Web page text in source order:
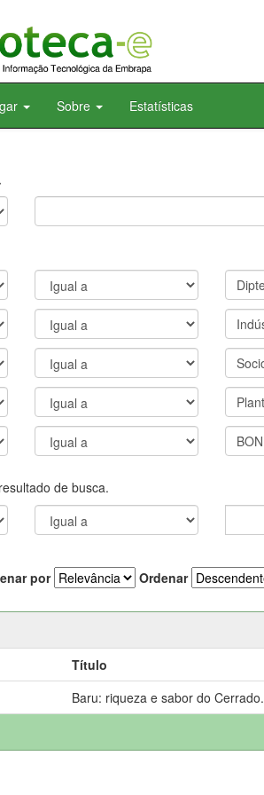
Sobre Estatísticas
de busca.
por Ordenar
Título
Baru: riqueza e sabor do Cerrado.